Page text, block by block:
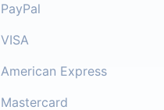
PayPal
VISA
American Express
Mastercard